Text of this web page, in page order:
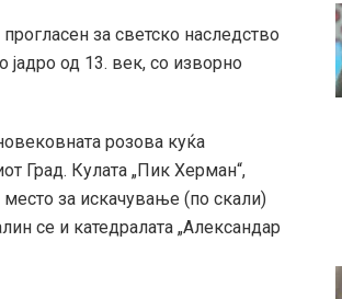
за светско наследство
јадро од 13. век, со изворно
розова куќа
Град. Кулата „Пик Херман“,
за искачување (по скали)
се и катедралата „Александар